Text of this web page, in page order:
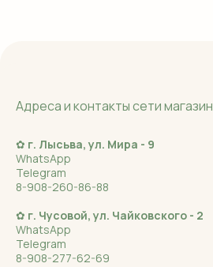
Адреса и контакты сети
✿ г. Лысьва, ул. Мира - 9
WhatsApp
Telegram
8-908-260-86-88
✿ г. Чусовой, ул. Чайковского - 2
WhatsApp
Telegram
8-908-277-62-69